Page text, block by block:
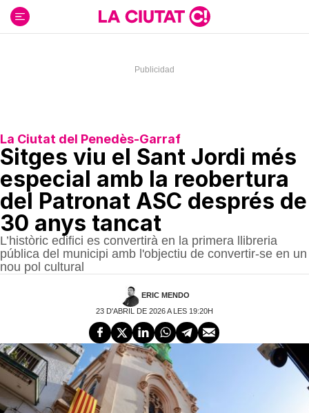
contenido
La Ciutat del Penedès-Garraf
Sitges viu el Sant Jordi més
especial amb la reobertura
del Patronat ASC després de
30 anys tancat
L’històric edifici es convertirà en la primera llibreria
pública del municipi amb l'objectiu de convertir-se en un
nou pol cultural
ERIC MENDO
23 D'ABRIL DE 2026 A LES 19:20H